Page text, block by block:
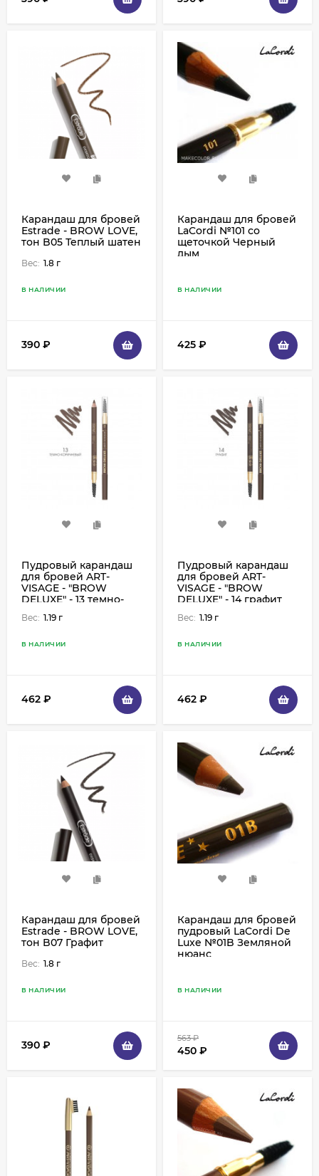
Карандаш для бровей
Estrade - BROW LOVE,
тон B05 Теплый шатен
Вес: 1.8 г
В НАЛИЧИИ
390 ₽
Карандаш для бровей
LaCordi №101 со
щеточкой Черный
дым
В НАЛИЧИИ
425 ₽
Пудровый карандаш
для бровей ART-
VISAGE - "BROW
DELUXE" - 13 темно-
Вес: 1.19 г
В НАЛИЧИИ
462 ₽
Пудровый карандаш
для бровей ART-
VISAGE - "BROW
DELUXE" - 14 графит
Вес: 1.19 г
В НАЛИЧИИ
462 ₽
Карандаш для бровей
Estrade - BROW LOVE,
тон B07 Графит
Вес: 1.8 г
В НАЛИЧИИ
390 ₽
Карандаш для бровей
пудровый LaCordi De
Luxe №01B Земляной
нюанс
В НАЛИЧИИ
563₽
450 ₽